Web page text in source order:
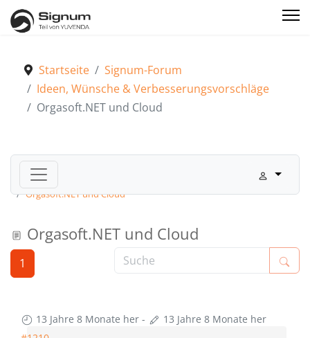
Startseite
Signum-Forum
Ideen, Wünsche & Verbesserungsvorschläge
Orgasoft.NET und Cloud
Signum-Forum
Ideen, Wünsche & Verbesserungsvorschläge
Orgasoft.NET und Cloud
Orgasoft.NET und Cloud
1
13 Jahre 8 Monate her -
13 Jahre 8 Monate her